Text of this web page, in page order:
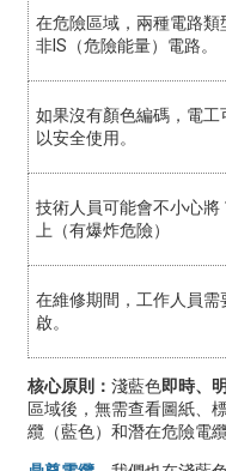
在危險區域，兩種電路
非IS（危險能量）電路。
如果沒有顏色編碼，電
以安全使用。
技術人員可能會不小心將
上（有爆炸危險）
在維修期間，工作人員
啟。
核心原則： 淺藍色即時、
區域後，無需查看圖紙、
纜（藍色）和潛在危險電